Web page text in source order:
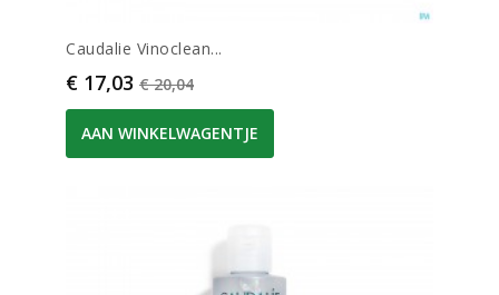
Caudalie Vinoclean...
Prijs
€ 17,03 Normale prijs
€ 20,04
AAN WINKELWAGENTJE